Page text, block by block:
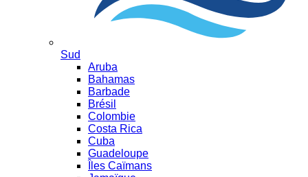
Sud
Aruba
Bahamas
Barbade
Brésil
Colombie
Costa Rica
Cuba
Guadeloupe
Îles Caïmans